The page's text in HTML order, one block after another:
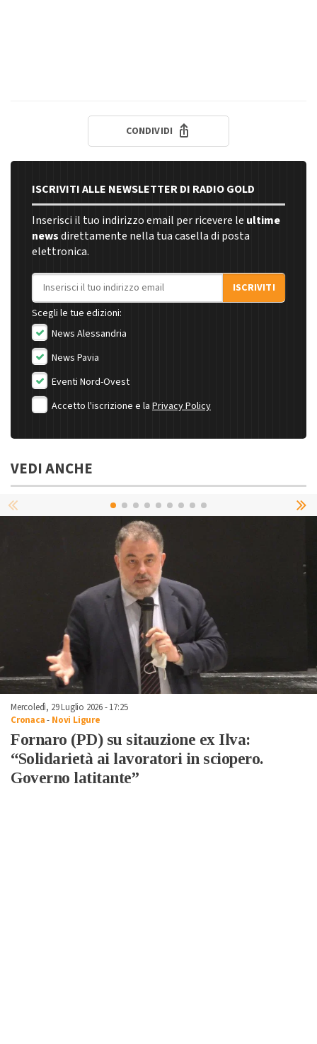
CONDIVIDI
ISCRIVITI ALLE NEWSLETTER DI RADIO GOLD
Inserisci il tuo indirizzo email per ricevere le ultime
newsdirettamente nella tua casella di posta
elettronica.
Indirizzo email
ISCRIVITI
Scegli le tue edizioni:
News Alessandria
News Pavia
Eventi Nord-Ovest
Accetto l'iscrizione e la Privacy Policy
VEDI ANCHE
Mercoledì, 29 Luglio 2026 - 17:25
Cronaca- Novi Ligure
Fornaro (PD) su sitauzione ex Ilva:
“Solidarietà ai lavoratori in sciopero.
Governo latitante”